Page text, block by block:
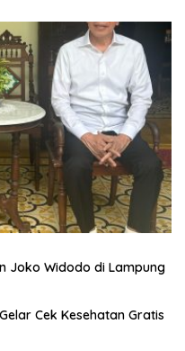
Joko Widodo di Lampung
Cek Kesehatan Gratis